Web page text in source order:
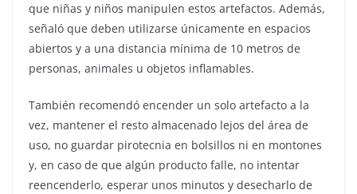
que niñas y niños manipulen estos artefactos. Además,
señaló que deben utilizarse únicamente en espacios
abiertos y a una distancia mínima de 10 metros de
personas, animales u objetos inflamables.
También recomendó encender un solo artefacto a la
vez, mantener el resto almacenado lejos del área de
uso, no guardar pirotecnia en bolsillos ni en montones
y, en caso de que algún producto falle, no intentar
reencenderlo, esperar unos minutos y desecharlo de